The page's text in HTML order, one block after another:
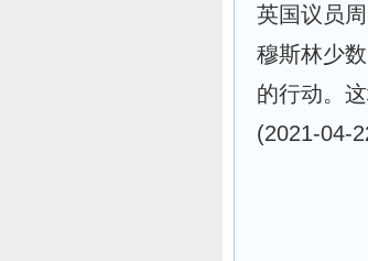
英国议员
穆斯林少
的行动。
(2021-04-